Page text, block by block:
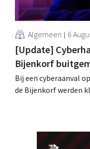
Algemeen 6
[Update]
Bijenkorf
Bij een cyberaanval
de Bijenkorf werden